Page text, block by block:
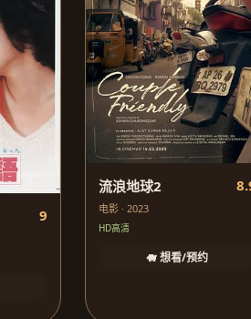
9
流浪地球2
电影 · 2023
HD高清
🐗 想看/预约